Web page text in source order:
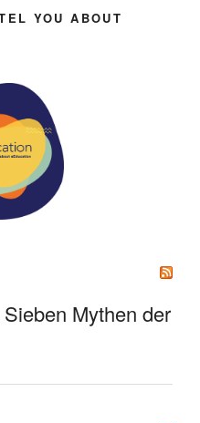
YOU ABOUT
Mythen der